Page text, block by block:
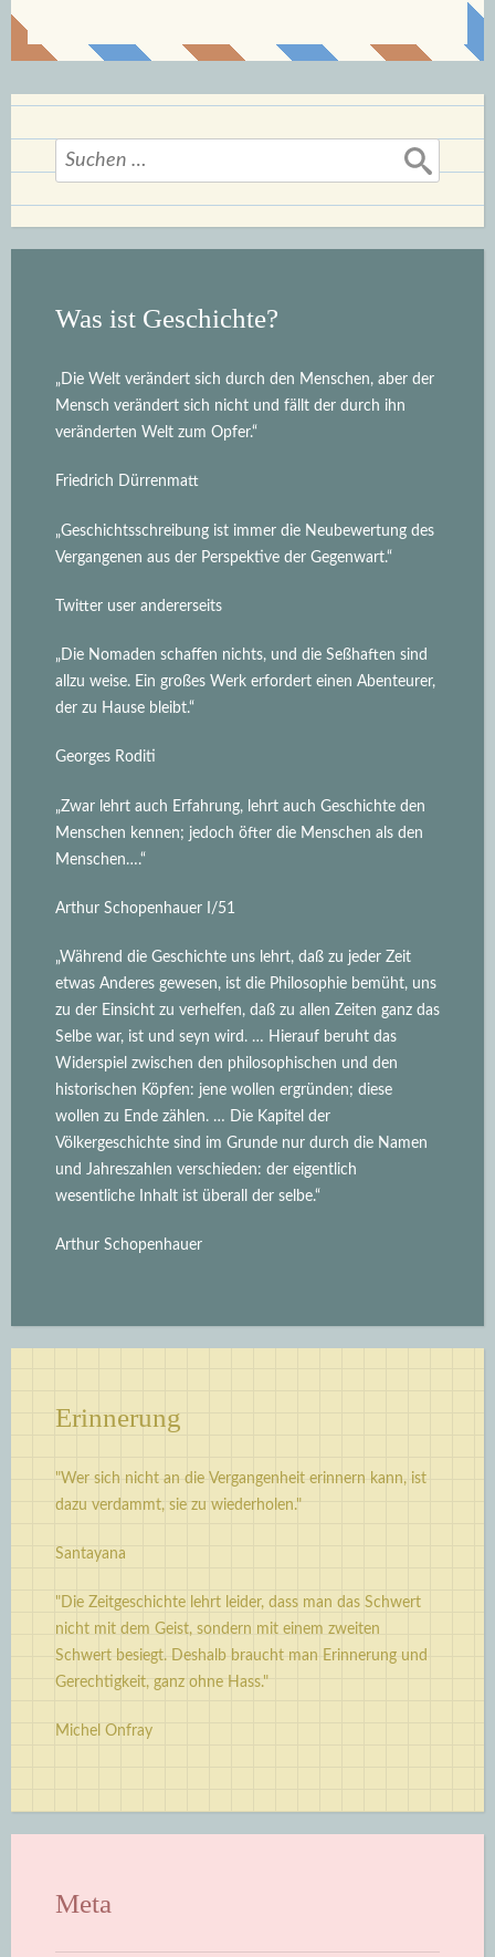
Suchen
nach:
Was ist Geschichte?
„Die Welt verändert sich durch den Menschen, aber der
Mensch verändert sich nicht und fällt der durch ihn
veränderten Welt zum Opfer.“
Friedrich Dürrenmatt
„Geschichtsschreibung ist immer die Neubewertung des
Vergangenen aus der Perspektive der Gegenwart.“
Twitter user andererseits
„Die Nomaden schaffen nichts, und die Seßhaften sind
allzu weise. Ein großes Werk erfordert einen Abenteurer,
der zu Hause bleibt.“
Georges Roditi
„Zwar lehrt auch Erfahrung, lehrt auch Geschichte den
Menschen kennen; jedoch öfter die Menschen als den
Menschen….“
Arthur Schopenhauer I/51
„Während die Geschichte uns lehrt, daß zu jeder Zeit
etwas Anderes gewesen, ist die Philosophie bemüht, uns
zu der Einsicht zu verhelfen, daß zu allen Zeiten ganz das
Selbe war, ist und seyn wird. … Hierauf beruht das
Widerspiel zwischen den philosophischen und den
historischen Köpfen: jene wollen ergründen; diese
wollen zu Ende zählen. … Die Kapitel der
Völkergeschichte sind im Grunde nur durch die Namen
und Jahreszahlen verschieden: der eigentlich
wesentliche Inhalt ist überall der selbe.“
Arthur Schopenhauer
Erinnerung
"Wer sich nicht an die Vergangenheit erinnern kann, ist
dazu verdammt, sie zu wiederholen."
Santayana
"Die Zeitgeschichte lehrt leider, dass man das Schwert
nicht mit dem Geist, sondern mit einem zweiten
Schwert besiegt. Deshalb braucht man Erinnerung und
Gerechtigkeit, ganz ohne Hass."
Michel Onfray
Meta